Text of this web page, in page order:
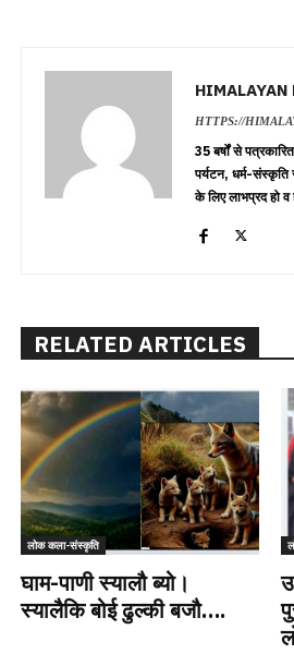
HIMALAYAN
HTTPS://
35 बर्षों से
पर्यटन, धर्म-संस्कृति
के लिए लाभप्रद हो
RELATED ARTICLES
लोक कला-संस्कृति
घाम-पाणी स्यालौ ब्यो।
स्यालैकि बोई ढुल्की बजौ….